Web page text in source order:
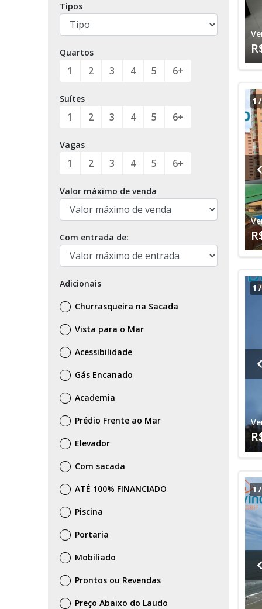
Tipos
Quartos
1 2 3 4 5 6+
Suítes
1 2 3 4 5 6+
Vagas
1 2 3 4 5 6+
Valor máximo de venda
Com entrada de:
Adicionais
Churrasqueira na Sacada
Vista para o Mar
Acessibilidade
Gás Encanado
Academia
Prédio Frente ao Mar
Elevador
Com sacada
ATÉ 100% FINANCIADO
Piscina
Portaria
Mobiliado
Prontos ou Revendas
Preço Abaixo do Laudo
1
1
1 /